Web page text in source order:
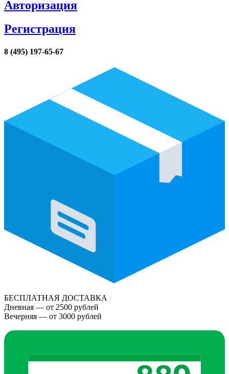
Авторизация
Регистрация
8 (495) 197-65-67
БЕСПЛАТНАЯ ДОСТАВКА
Дневная — от 2500 рублей
Вечерняя — от 3000 рублей